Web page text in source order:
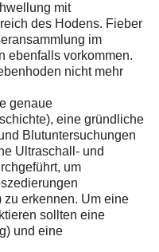
mit
des Hodens. Fieber
im
ebenfalls vorkommen.
nicht mehr
genaue
eine gründliche
Blutuntersuchungen
Ultraschall- und
um
erkennen. Um eine
sollten eine
und eine